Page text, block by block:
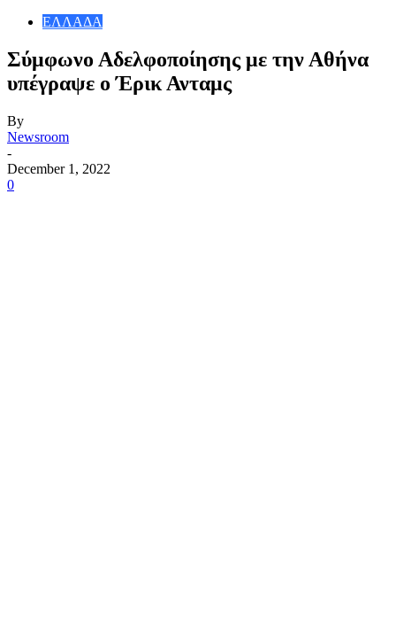
ΕΛΛΑΔΑ
Σύμφωνο Αδελφοποίησης με την Αθήνα
υπέγραψε ο Έρικ Ανταμς
By
Newsroom
-
December 1, 2022
0